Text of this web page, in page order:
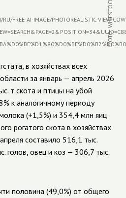
в хозяйствах всех
за январь — апрель 2026
т скота и птицы на убой
к аналогичному периоду
(+1,5%) и 354,4 млн яиц
рогатого скота в хозяйствах
составило 516,1 тыс.
голов, овец и коз — 306,7 тыс.
половина (49,0%) от общего